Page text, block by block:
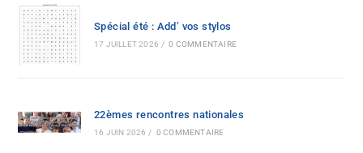
Spécial été : Add’ vos stylos
17 JUILLET 2026 / 0 COMMENTAIRE
22èmes rencontres nationales
16 JUIN 2026 / 0 COMMENTAIRE